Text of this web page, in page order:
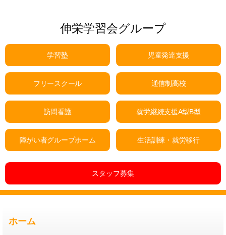
伸栄学習会グループ
学習塾 児童発達支援
フリースクール 通信制高校
訪問看護 就労継続支援A型B型
障がい者グループホーム 生活訓練・就労移行
スタッフ募集
ホーム